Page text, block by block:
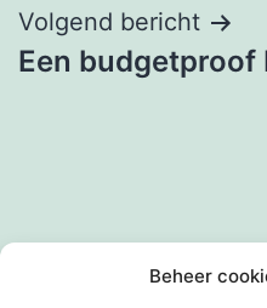
Beheer
Bericht
navigatie
Volgend bericht
Een budgetproof